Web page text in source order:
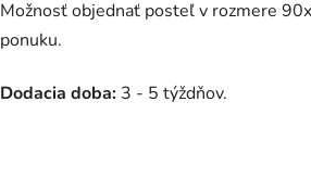
Možnosť objednať posteľ v rozmere
ponuku.
Dodacia doba: 3 - 5 týždňov.